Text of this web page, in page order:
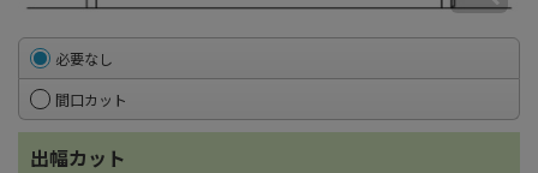
必要なし
間口カット
出幅カット